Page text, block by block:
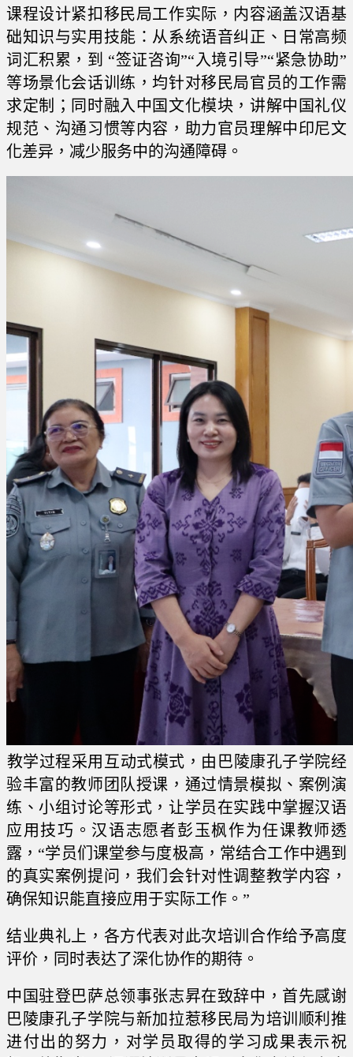
课程设计紧扣移民局工作实际，内容涵盖汉语基
础知识与实用技能：从系统语音纠正、日常高频
词汇积累，到 “签证咨询”“入境引导”“紧急协助”
等场景化会话训练，均针对移民局官员的工作需
求定制；同时融入中国文化模块，讲解中国礼仪
规范、沟通习惯等内容，助力官员理解中印尼文
化差异，减少服务中的沟通障碍。
教学过程采用互动式模式，由巴陵康孔子学院经
验丰富的教师团队授课，通过情景模拟、案例演
练、小组讨论等形式，让学员在实践中掌握汉语
应用技巧。汉语志愿者彭玉枫作为任课教师透
露，“学员们课堂参与度极高，常结合工作中遇到
的真实案例提问，我们会针对性调整教学内容，
确保知识能直接应用于实际工作。”
结业典礼上，各方代表对此次培训合作给予高度
评价，同时表达了深化协作的期待。
中国驻登巴萨总领事张志昇在致辞中，首先感谢
巴陵康孔子学院与新加拉惹移民局为培训顺利推
进付出的努力，对学员取得的学习成果表示祝